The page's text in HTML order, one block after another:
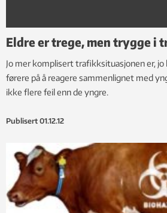
Eldre er trege, men trygge i
Jo mer komplisert trafikksituasjonen er,
førere på å reagere sammenlignet med
ikke flere feil enn de yngre.
Publisert 01.12.12